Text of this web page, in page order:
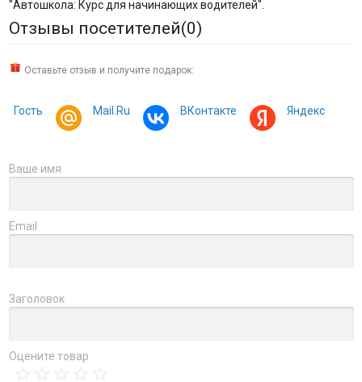
"Автошкола: Курс для начинающих водителей".
Отзывы посетителей(0)
Оставьте отзыв и получите подарок:
Гость Mail.Ru ВКонтакте Яндекс
Ваше имя
Email
Заголовок
Оцените товар